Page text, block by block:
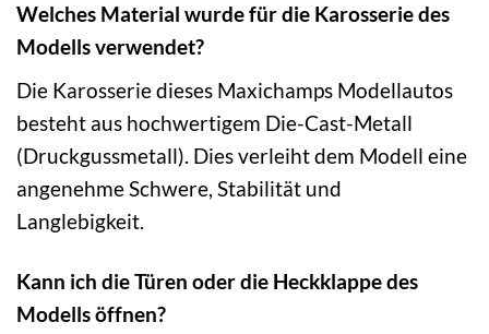
Welches Material wurde für die Karosserie des
Modells verwendet?
Die Karosserie dieses Maxichamps Modellautos
besteht aus hochwertigem Die-Cast-Metall
(Druckgussmetall). Dies verleiht dem Modell eine
angenehme Schwere, Stabilität und
Langlebigkeit.
Kann ich die Türen oder die Heckklappe des
Modells öffnen?